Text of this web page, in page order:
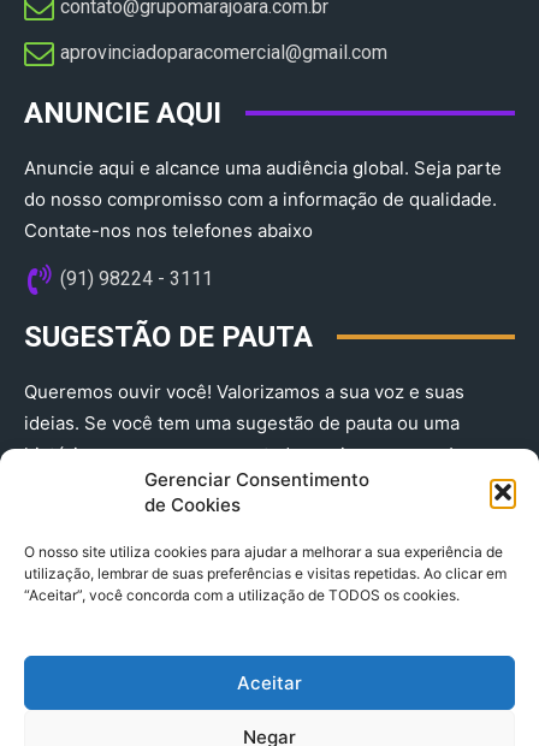
Gerenciar Consentimento
de Cookies
O nosso site utiliza cookies para ajudar a melhorar a sua experiência de
utilização, lembrar de suas preferências e visitas repetidas. Ao clicar em
“Aceitar”, você concorda com a utilização de TODOS os cookies.
Aceitar
Negar
contato@grupomarajoara.com.br
aprovinciadoparacomercial@gmail.com​
ANUNCIE AQUI
Anuncie aqui e alcance uma audiência global. Seja parte
do nosso compromisso com a informação de qualidade.
Contate-nos nos telefones abaixo
(91) 98224 - 3111
SUGESTÃO DE PAUTA
Queremos ouvir você! Valorizamos a sua voz e suas
ideias. Se você tem uma sugestão de pauta ou uma
história que merece ser contada, envie-nos agora!
(91) 98224 - 3111
© 2025 A Província do Pará CNPJ: 04.901.141/0001-36 End .
Trav. Quintino Bocaiuva 2301, Ed. Rogério Fernandez – Sala